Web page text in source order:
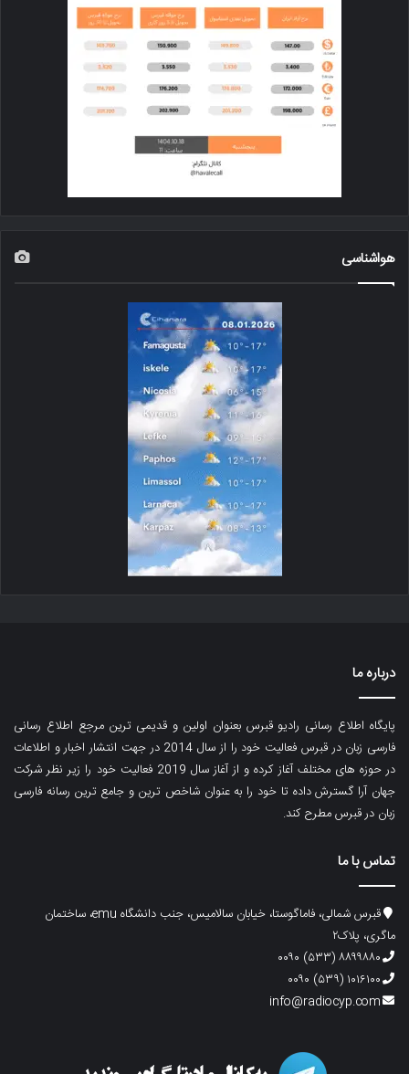
هواشناسی
درباره ما
پایگاه اطلاع رسانی رادیو قبرس بعنوان اولین و قدیمی ترین مرجع اطلاع رسانی
فارسی زبان در قبرس فعالیت خود را از سال 2014 در جهت انتشار اخبار و اطلاعات
در حوزه های مختلف آغاز کرده و از آغاز سال 2019 فعالیت خود را زیر نظر شرکت
جهان آرا گسترش داده تا خود را به عنوان شاخص ترین و جامع ترین رسانه فارسی
زبان در قبرس مطرح کند.
تماس با ما
قبرس شمالی، فاماگوستا، خیابان سالامیس، جنب دانشگاه emu، ساختمان
ماگری، پلاک۲
۸۸۹۹۸۸۰ (۵۳۳) ۰۰۹۰
۱۰۱۶۱۰۰ (۵۳۹) ۰۰۹۰
info@radiocyp.com